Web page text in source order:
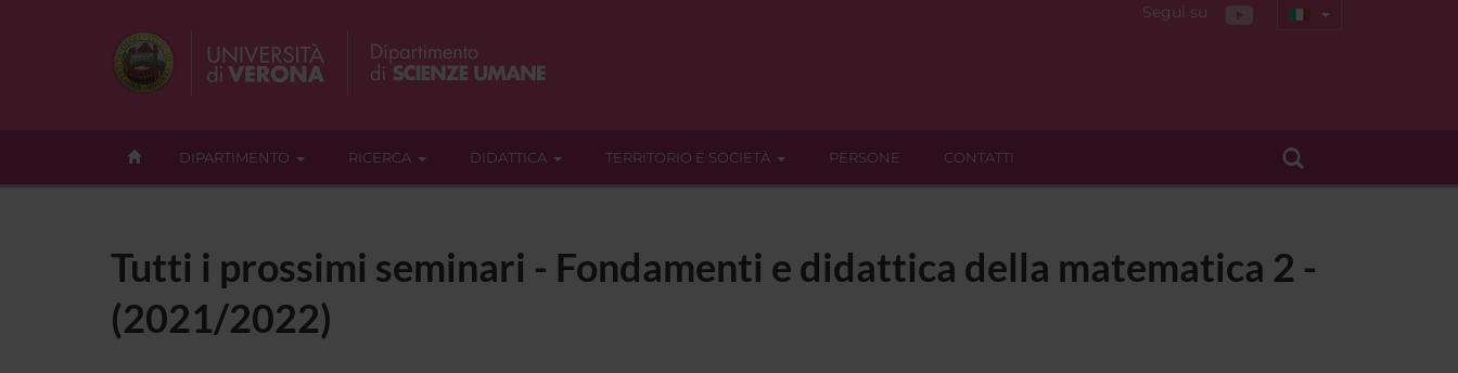
Segui su
DIPARTIMENTO RICERCA DIDATTICA TERRITORIO E SOCIETÀ PERSONE CONTATTI
Tutti i prossimi seminari - Fondamenti e didattica della matematica 2 -
(2021/2022)